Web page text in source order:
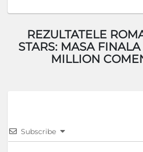
REZULTATELE
STARS: MASA
MILLION
Subscribe